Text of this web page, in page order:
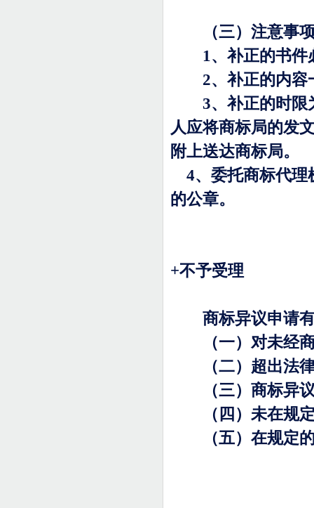
（三）注意事
1、补正的书件
2、补正的内容
3、补正的时限
人应将商标局的发
附上送达商标局。
4、委托商标代
的公章。
+不予受理
商标异议申请有
（一）对未经商
（二）超出法律
（三）商标异议
（四）未在规定
（五）在规定的